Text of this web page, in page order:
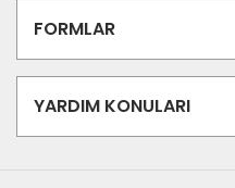
FORMLAR
YARDIM KONULARI